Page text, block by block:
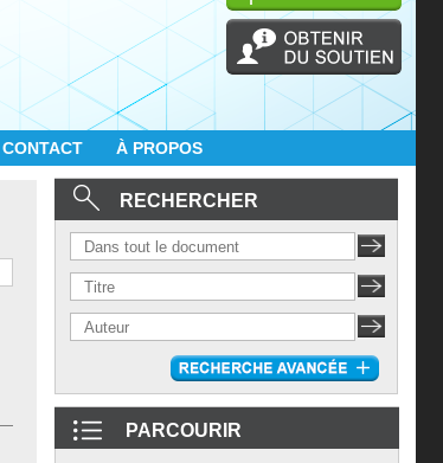
CONTACT À PROPOS
RECHERCHER
PARCOURIR